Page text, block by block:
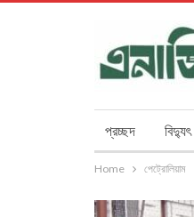
প্রচ্ছদ বিদ্যুৎ
Home পেট্রোলিয়াম